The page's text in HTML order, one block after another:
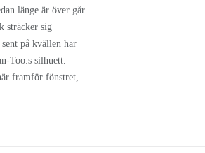
länge är över går
sträcker sig
på kvällen har
Too:s silhuett.
framför fönstret,